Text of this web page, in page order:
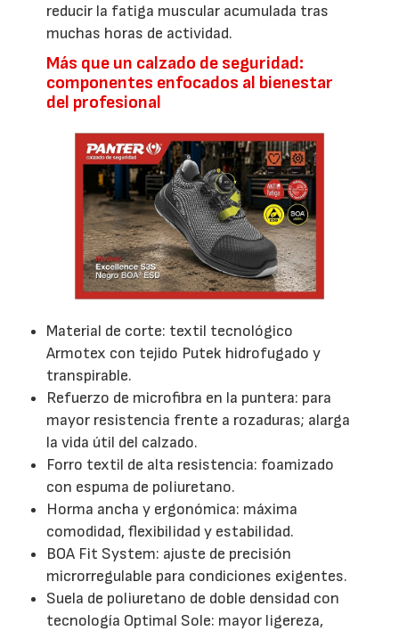
reducir la fatiga muscular acumulada tras
muchas horas de actividad.
Más que un calzado de seguridad:
componentes enfocados al bienestar
del profesional
Material de corte: textil tecnológico
Armotex con tejido Putek hidrofugado y
transpirable.
Refuerzo de microfibra en la puntera: para
mayor resistencia frente a rozaduras; alarga
la vida útil del calzado.
Forro textil de alta resistencia: foamizado
con espuma de poliuretano.
Horma ancha y ergonómica: máxima
comodidad, flexibilidad y estabilidad.
BOA Fit System: ajuste de precisión
microrregulable para condiciones exigentes.
Suela de poliuretano de doble densidad con
tecnología Optimal Sole: mayor ligereza,